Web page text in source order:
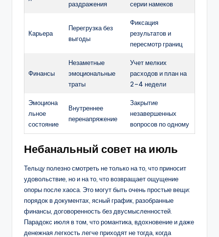
раздражения
серии намеков
Карьера
Перегрузка без
выгоды
Фиксация
результатов и
пересмотр границ
Финансы
Незаметные
эмоциональные
траты
Учет мелких
расходов и план на
2–4 недели
Эмоциона
льное
состояние
Внутреннее
перенапряжение
Закрытие
незавершенных
вопросов по одному
Небанальный совет на июль
Тельцу полезно смотреть не только на то, что приносит
удовольствие, но и на то, что возвращает ощущение
опоры после хаоса. Это могут быть очень простые вещи:
порядок в документах, ясный график, разобранные
финансы, договоренность без двусмысленностей.
Парадокс июля в том, что романтика, вдохновение и даже
денежная легкость легче приходят не тогда, когда